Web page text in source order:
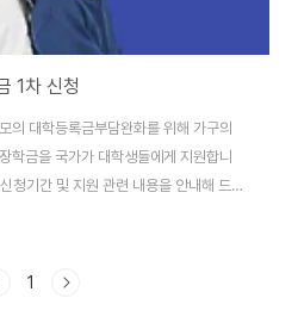
1차 신청
대학등록금부담완화를 위해 가구의
학금을 국가가 대학생들에게 지원합니
기간 및 지원 관련 내용을 안내해 드립
청 : 2023.5.23(화) ~ 6.22(목) 18시
1